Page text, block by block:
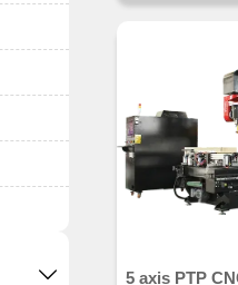

сложной
высокой
Его размер
также есть
на выбор, если
требования,
5 axis PTP